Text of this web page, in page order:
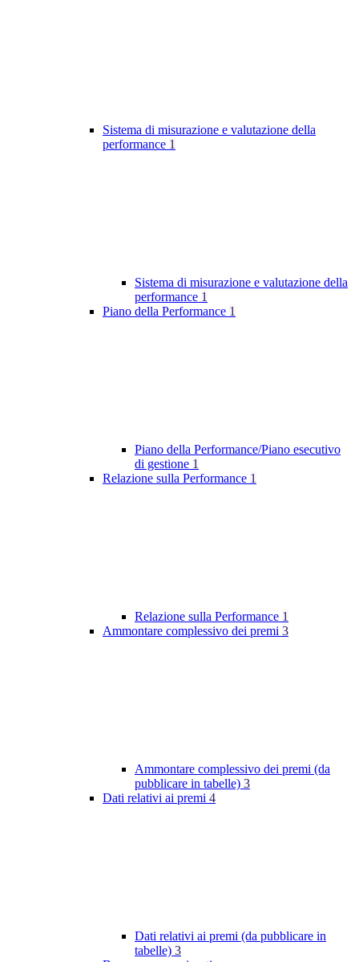
Sistema di misurazione e valutazione della
performance 1
Sistema di misurazione e valutazione della
performance 1
Piano della Performance 1
Piano della Performance/Piano esecutivo
di gestione 1
Relazione sulla Performance 1
Relazione sulla Performance 1
Ammontare complessivo dei premi 3
Ammontare complessivo dei premi (da
pubblicare in tabelle) 3
Dati relativi ai premi 4
Dati relativi ai premi (da pubblicare in
tabelle) 3